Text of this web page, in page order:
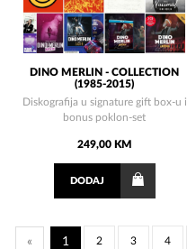
DINO MERLIN - COLLECTION
(1985-2015)
Diskografija u signature gift box-u i
bonus poklon-set
249,00 KM
DODAJ
« 1 2 3 4